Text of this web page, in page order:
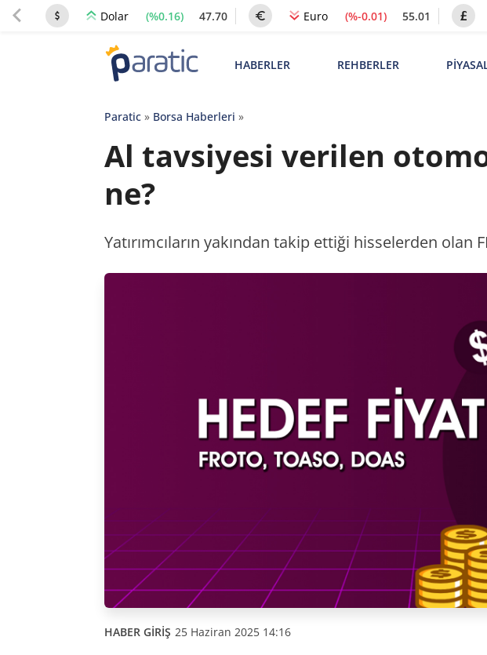
Dolar (%0.16) 47.70 Euro (%-0.01) 55.01
HABERLER REHBERLER
Paratic» Borsa Haberleri »
Al tavsiyesi verilen
ne?
Yatırımcıların yakından takip ettiği hisselerden olan
HABER GİRİŞ 25 Haziran 2025 14:16